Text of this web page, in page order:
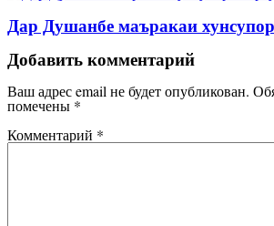
Дар Душанбе маъракаи
Добавить комментарий
Ваш адрес email не будет опубликован.
помечены *
Комментарий *